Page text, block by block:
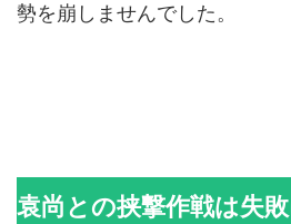
勢を崩しませんでした。
袁尚との挟撃作戦は失